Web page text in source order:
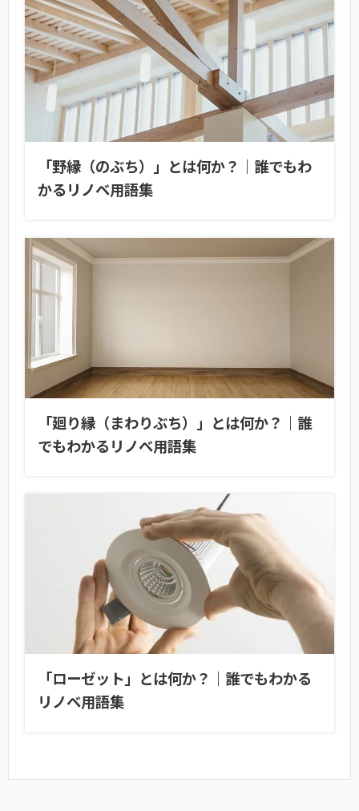
「野縁（のぶち）」とは何か？｜誰でもわ
かるリノベ用語集
「廻り縁（まわりぶち）」とは何か？｜誰
でもわかるリノベ用語集
「ローゼット」とは何か？｜誰でもわかる
リノベ用語集